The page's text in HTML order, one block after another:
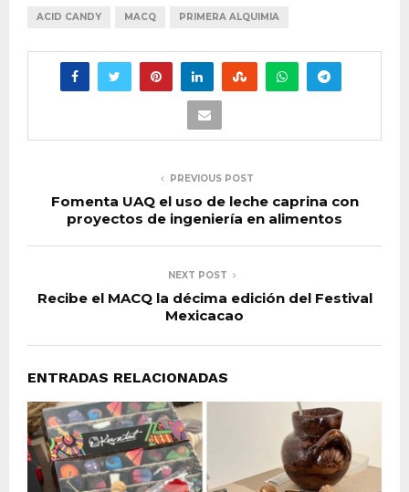
ACID CANDY MACQ PRIMERA ALQUIMIA
PREVIOUS POST
Fomenta UAQ el uso de leche caprina con
proyectos de ingeniería en alimentos
NEXT POST
Recibe el MACQ la décima edición del Festival
Mexicacao
ENTRADAS RELACIONADAS